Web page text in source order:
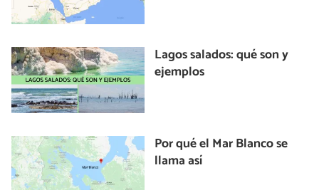
Lagos salados: qué son y
ejemplos
Por qué el Mar Blanco se
llama así